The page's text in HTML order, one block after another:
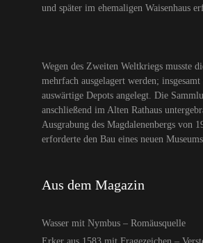
und später im ehemaligen Waisenhaus
Wegen des Zweiten Weltkriegs musste
mehrfach ausgelagert werden;
auswärtige Depots angelegt. Die
anschließend im Alten Rathaus
Ausgrabung des Magdalenenbergs von
erforderte den Bau eines neuen
Aus dem Magazin
Wasser mit Nymbus – Romäusquelle